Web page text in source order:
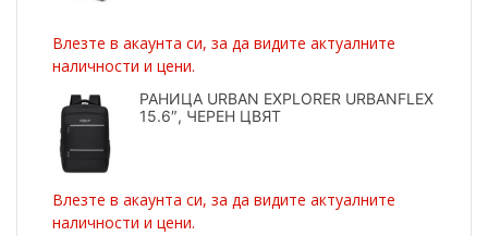
Влезте в акаунта си, за да видите актуалните
наличности и цени.
РАНИЦА URBAN EXPLORER URBANFLEX
15.6″, ЧЕРЕН ЦВЯТ
Влезте в акаунта си, за да видите актуалните
наличности и цени.